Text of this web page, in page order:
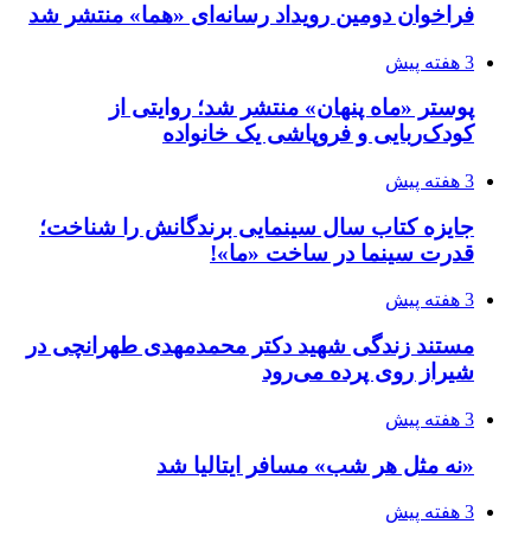
فراخوان دومین رویداد رسانه‌ای «هما» منتشر شد
3 هفته پیش
پوستر «ماه پنهان» منتشر شد؛ روایتی از
کودک‌ربایی و فروپاشی یک خانواده
3 هفته پیش
جایزه کتاب سال سینمایی برندگانش را شناخت؛
قدرت سینما در ساخت «ما»!
3 هفته پیش
مستند زندگی شهید دکتر محمدمهدی طهرانچی در
شیراز روی پرده می‌رود
3 هفته پیش
«نه مثل هر شب» مسافر ایتالیا شد
3 هفته پیش